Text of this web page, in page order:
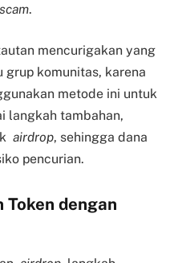
scam.
mencurigakan yang
komunitas, karena
metode ini untuk
langkah tambahan,
airdrop, sehingga dana
pencurian.
Token dengan